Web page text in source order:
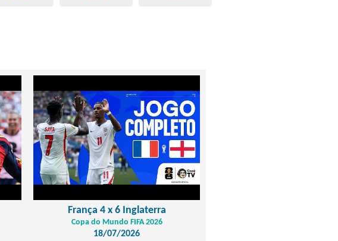
França 4 x 6 Inglaterra
Copa do Mundo FIFA 2026
18/07/2026